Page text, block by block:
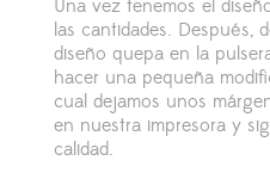
Una vez tenemos el
las cantidades. Después,
diseño quepa en la
hacer una pequeña
cual dejamos unos
en nuestra impresora y
calidad.